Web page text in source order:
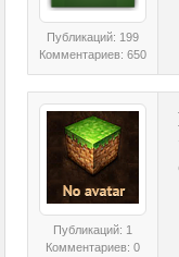
Публикаций: 199
Комментариев: 650
Публикаций: 1
Комментариев: 0